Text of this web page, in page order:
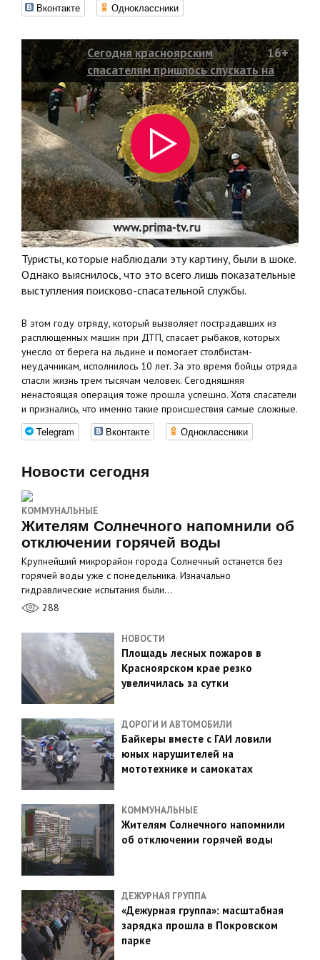
Вконтакте Одноклассники
Сегодня красноярским
спасателям пришлось спускать на
носилках с одной из скал в
заповеднике «Столбы»
пострадавшего
16+
Туристы, которые наблюдали эту картину, были в шоке.
Однако выяснилось, что это всего лишь показательные
выступления поисково-спасательной службы.
В этом году отряду, который вызволяет пострадавших из
расплющенных машин при ДТП, спасает рыбаков, которых
унесло от берега на льдине и помогает столбистам-
неудачникам, исполнилось 10 лет. За это время бойцы отряда
спасли жизнь трем тысячам человек. Сегодняшняя
ненастоящая операция тоже прошла успешно. Хотя спасатели
и признались, что именно такие происшествия самые сложные.
Telegram Вконтакте Одноклассники
Новости сегодня
КОММУНАЛЬНЫЕ
Жителям Солнечного напомнили об
отключении горячей воды
Крупнейший микрорайон города Солнечный останется без
горячей воды уже с понедельника. Изначально
гидравлические испытания были…
288
НОВОСТИ
Площадь лесных пожаров в
Красноярском крае резко
увеличилась за сутки
ДОРОГИ И АВТОМОБИЛИ
Байкеры вместе с ГАИ ловили
юных нарушителей на
мототехнике и самокатах
КОММУНАЛЬНЫЕ
Жителям Солнечного напомнили
об отключении горячей воды
ДЕЖУРНАЯ ГРУППА
«Дежурная группа»: масштабная
зарядка прошла в Покровском
парке